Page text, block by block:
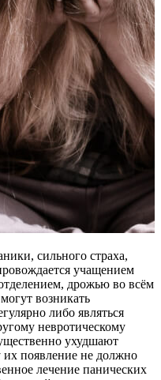
сильного страха,
учащением
дрожью во всём
возникать
либо являться
невротическому
ухудшают
их появление не должно
лечение панических